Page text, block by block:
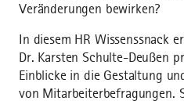
Veränderungen bewirken?
In diesem HR Wissenssnack
Dr. Karsten Schulte-Deußen
Einblicke in die Gestaltung
von Mitarbeiterbefragungen.